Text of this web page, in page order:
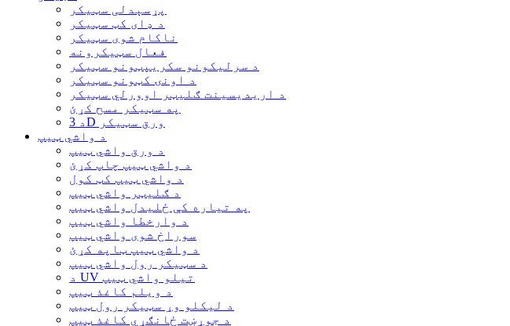
پړسېدلی سټیکر
د ډای کټ سټیکر
ناکام شوی سټیکر
فعال سټیکرونه
د سرلیکونو سکریپټونو سټیکر
د اونۍ کټونو سټیکر
د اریدیسینت ګلیټر اوورلي سټیکر
په سټیکر مسح کړئ
د 3D ورق سټیکر
د واشي ټیپ
د ورق واشي ټیپ
د واشي ټیپ چاپ کړئ
د واشي ټیپ کټ کول
د ګلیټر واشي ټیپ
په تیاره کې ځلیدل واشي ټیپ
د وارخطا واشي ټیپ
سوراخ شوی واشي ټیپ
د واشي ټیپ ټاپه کړئ
د سټیکر رول واشي ټیپ
د UV تیلو واشي ټیپ
د ویلم کاغذ ټیپ
د لیکلو وړ سټیکر رول ټیپ
د جوړښت ځانګړي کاغذ ټیپ